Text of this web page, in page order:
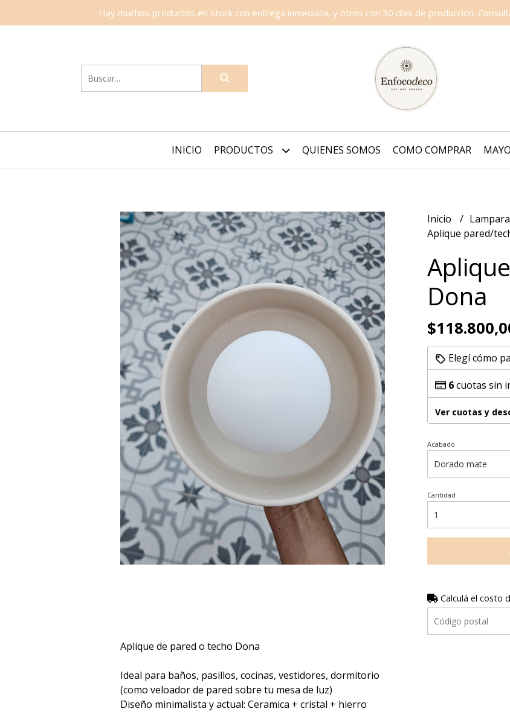
Hay muchos productos en stock con entrega inmediata, y otros con 30 días de producción.
INICIO PRODUCTOS QUIENES SOMOS COMO COMPRAR
Aplique de pared o techo Dona
Ideal para baños, pasillos, cocinas, vestidores, dormitorio
(como veloador de pared sobre tu mesa de luz)
Diseño minimalista y actual: Ceramica + cristal + hierro
Inicio
Aplique pared/
Dona
Elegí cómo
6cuotas sin
Ver cuotas y
Acabado
Cantidad
Calculá el costo